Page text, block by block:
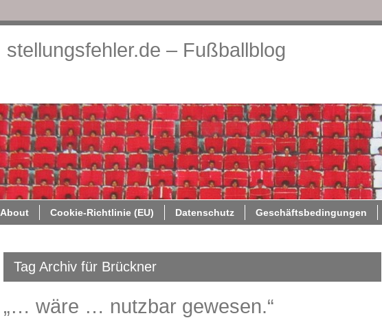
stellungsfehler.de – Fußballblog
About Cookie-Richtlinie (EU) Datenschutz Geschäftsbedingungen
Tag Archiv für Brückner
„… wäre … nutzbar gewesen.“